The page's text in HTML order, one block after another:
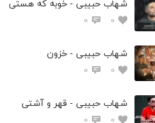
شهاب حبیبی - خوبه که هستی
0
0
شهاب حبیبی - خزون
0
0
شهاب حبیبی - قهر و آشتی
0
0